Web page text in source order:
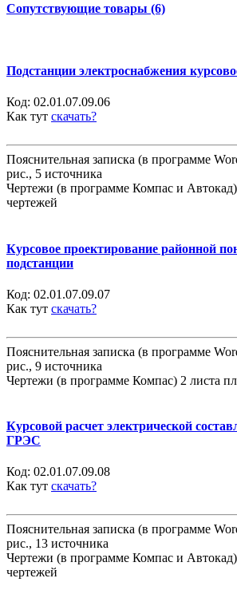
Сопутствующие товары (6)
Подстанции электроснабжения
Код: 02.01.07.09.06
Как тут скачать?
Пояснительная записка (в программе
рис., 5 источника
Чертежи (в программе Компас и Автокад)
чертежей
Курсовое проектирование районной
подстанции
Код: 02.01.07.09.07
Как тут скачать?
Пояснительная записка (в программе
рис., 9 источника
Чертежи (в программе Компас) 2 листа
Курсовой расчет электрической
ГРЭС
Код: 02.01.07.09.08
Как тут скачать?
Пояснительная записка (в программе
рис., 13 источника
Чертежи (в программе Компас и Автокад)
чертежей